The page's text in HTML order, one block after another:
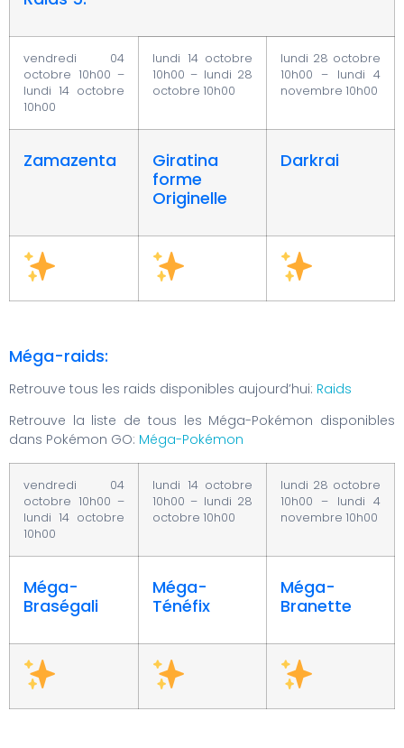
vendredi 04
octobre 10h00 –
lundi 14 octobre
10h00
lundi 14 octobre
10h00 – lundi 28
octobre 10h00
lundi 28 octobre
10h00 – lundi 4
novembre 10h00
Zamazenta
Giratina
forme
Originelle
Darkrai
Méga-raids:
Retrouve tous les raids disponibles aujourd’hui: Raids
Retrouve la liste de tous les Méga-Pokémon disponibles
dans Pokémon GO: Méga-Pokémon
vendredi 04
octobre 10h00 –
lundi 14 octobre
10h00
lundi 14 octobre
10h00 – lundi 28
octobre 10h00
lundi 28 octobre
10h00 – lundi 4
novembre 10h00
Méga-
Braségali
Méga-
Ténéfix
Méga-
Branette